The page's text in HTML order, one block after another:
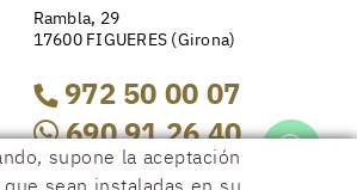
Rambla, 29
17600 FIGUERES (Girona)
972 50 00 07
690 91 26 40
supone la aceptación
sean instaladas en su